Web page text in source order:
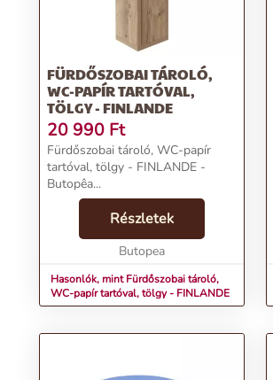
FÜRDŐSZOBAI TÁROLÓ,
WC-PAPÍR TARTÓVAL,
TÖLGY - FINLANDE
20 990 Ft
Fürdőszobai tároló, WC-papír
tartóval, tölgy - FINLANDE -
Butopêa...
Részletek
Butopea
Hasonlók, mint Fürdőszobai tároló,
WC-papír tartóval, tölgy - FINLANDE